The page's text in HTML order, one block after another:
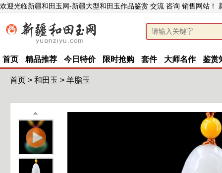
欢迎光临新疆和田玉网-新疆大型和田玉作品鉴赏 交流 咨询 销售网站！
首页 精品推荐 今日特价 限时抢购 套件 大师名作 鉴赏
首页 > 和田玉 > 羊脂玉